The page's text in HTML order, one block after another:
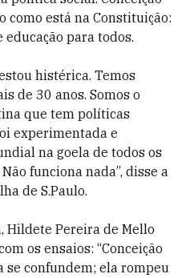
como está na Constituição:
para todos.
histérica. Temos
de 30 anos. Somos o
que tem políticas
experimentada e
na goela de todos os
funciona nada”, disse a
de S.Paulo.
Hildete Pereira de Mello
os ensaios: “Conceição
confundem; ela rompeu